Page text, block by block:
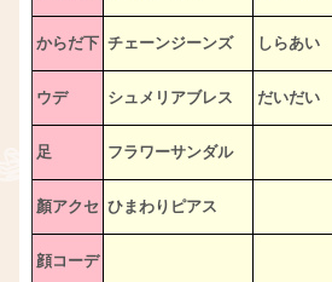
からだ下 チェーンジーンズ しらあい
ウデ シュメリアブレス だいだい
足 フラワーサンダル
顏アクセ ひまわりピアス
顔コーデ